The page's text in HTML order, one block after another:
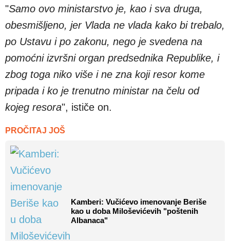
"Samo ovo ministarstvo je, kao i sva druga,
obesmišljeno, jer Vlada ne vlada kako bi trebalo,
po Ustavu i po zakonu, nego je svedena na
pomoćni izvršni organ predsednika Republike, i
zbog toga niko više i ne zna koji resor kome
pripada i ko je trenutno ministar na čelu od
kojeg resora", ističe on.
PROČITAJ JOŠ
Kamberi: Vučićevo imenovanje Beriše
kao u doba Miloševićevih "poštenih
Albanaca"